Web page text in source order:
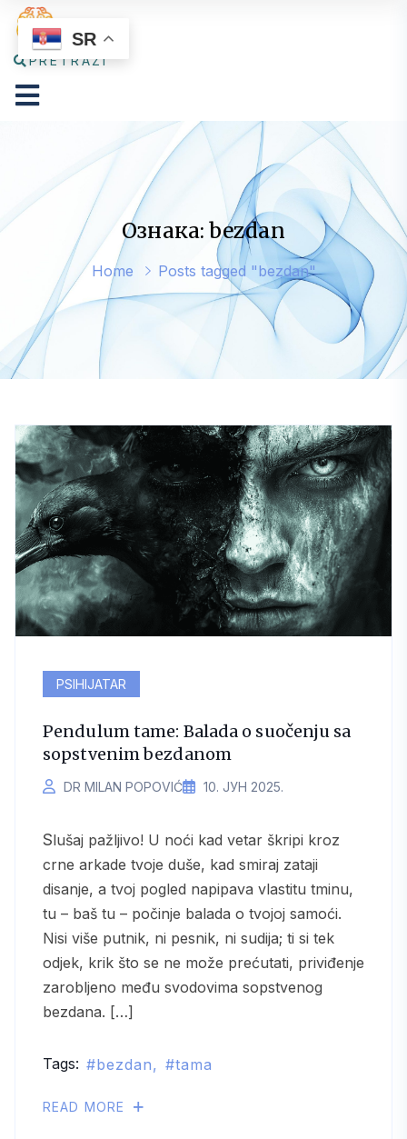
PRETRAŽI
Ознака: bezdan
Home Posts tagged "bezdan"
PSIHIJATAR
Pendulum tame: Balada o suočenju sa
sopstvenim bezdanom
DR MILAN POPOVIĆ 10. ЈУН 2025.
Slušaj pažljivo! U noći kad vetar škripi kroz
crne arkade tvoje duše, kad smiraj zataji
disanje, a tvoj pogled napipava vlastitu tminu,
tu – baš tu – počinje balada o tvojoj samoći.
Nisi više putnik, ni pesnik, ni sudija; ti si tek
odjek, krik što se ne može prećutati, priviđenje
zarobljeno među svodovima sopstvenog
bezdana. […]
Tags: bezdan tama
READ MORE
SR